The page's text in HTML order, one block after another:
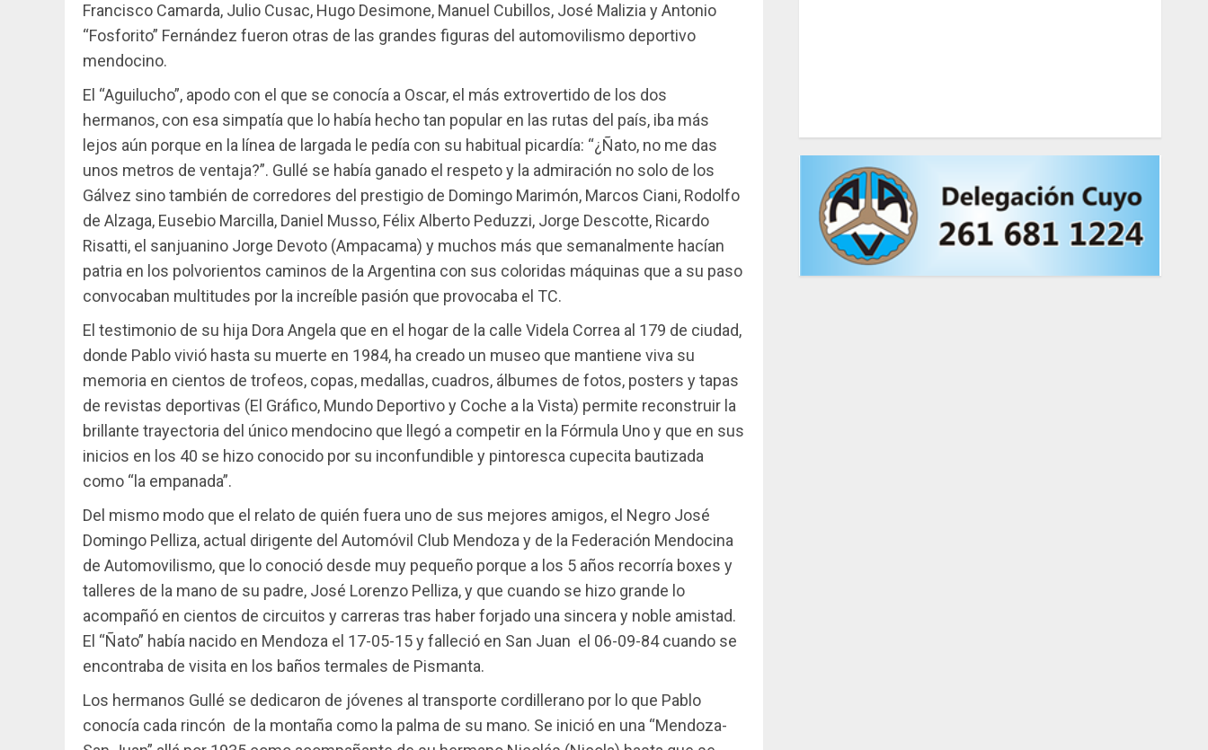
Francisco Camarda, Julio Cusac, Hugo Desimone, Manuel Cubillos, José Malizia y Antonio
“Fosforito” Fernández fueron otras de las grandes figuras del automovilismo deportivo
mendocino.
El “Aguilucho”, apodo con el que se conocía a Oscar, el más extrovertido de los dos
hermanos, con esa simpatía que lo había hecho tan popular en las rutas del país, iba más
lejos aún porque en la línea de largada le pedía con su habitual picardía: “¿Ñato, no me das
unos metros de ventaja?”. Gullé se había ganado el respeto y la admiración no solo de los
Gálvez sino también de corredores del prestigio de Domingo Marimón, Marcos Ciani, Rodolfo
de Alzaga, Eusebio Marcilla, Daniel Musso, Félix Alberto Peduzzi, Jorge Descotte, Ricardo
Risatti, el sanjuanino Jorge Devoto (Ampacama) y muchos más que semanalmente hacían
patria en los polvorientos caminos de la Argentina con sus coloridas máquinas que a su paso
convocaban multitudes por la increíble pasión que provocaba el TC.
El testimonio de su hija Dora Angela que en el hogar de la calle Videla Correa al 179 de ciudad,
donde Pablo vivió hasta su muerte en 1984, ha creado un museo que mantiene viva su
memoria en cientos de trofeos, copas, medallas, cuadros, álbumes de fotos, posters y tapas
de revistas deportivas (El Gráfico, Mundo Deportivo y Coche a la Vista) permite reconstruir la
brillante trayectoria del único mendocino que llegó a competir en la Fórmula Uno y que en sus
inicios en los 40 se hizo conocido por su inconfundible y pintoresca cupecita bautizada
como “la empanada”.
Del mismo modo que el relato de quién fuera uno de sus mejores amigos, el Negro José
Domingo Pelliza, actual dirigente del Automóvil Club Mendoza y de la Federación Mendocina
de Automovilismo, que lo conoció desde muy pequeño porque a los 5 años recorría boxes y
talleres de la mano de su padre, José Lorenzo Pelliza, y que cuando se hizo grande lo
acompañó en cientos de circuitos y carreras tras haber forjado una sincera y noble amistad.
El “Ñato” había nacido en Mendoza el 17-05-15 y falleció en San Juan el 06-09-84 cuando se
encontraba de visita en los baños termales de Pismanta.
Los hermanos Gullé se dedicaron de jóvenes al transporte cordillerano por lo que Pablo
conocía cada rincón de la montaña como la palma de su mano. Se inició en una “Mendoza-